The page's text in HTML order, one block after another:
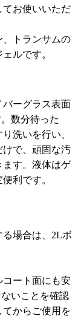
てお使いいただ
トランサムの
ルです。
ーグラス表面
数分待った
洗いを行い、
で、頑固な汚
す。液体はゲ
利です。
場合は、2Lボ
ート面にも安
いことを確認
からご使用を